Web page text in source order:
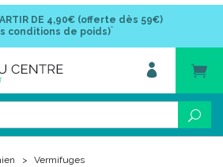
DE 4,90€ (offerte dès 59€)
conditions de poids)*
Vermifuges